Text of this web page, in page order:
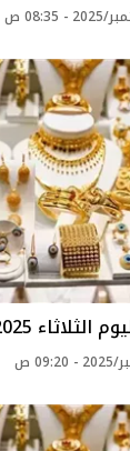
23/9/2025